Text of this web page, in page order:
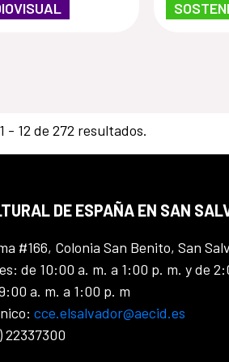
- 12 de 272 resultados.
DE ESPAÑA EN SAN
#166, Colonia San Benito, San
de 10:00 a. m. a 1:00 p. m. y de
a. m. a 1:00 p. m
cce.elsalvador@aecid.es
22337300